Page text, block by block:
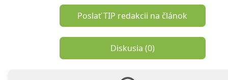
Poslať TIP redakcii na článok
Diskusia (0)